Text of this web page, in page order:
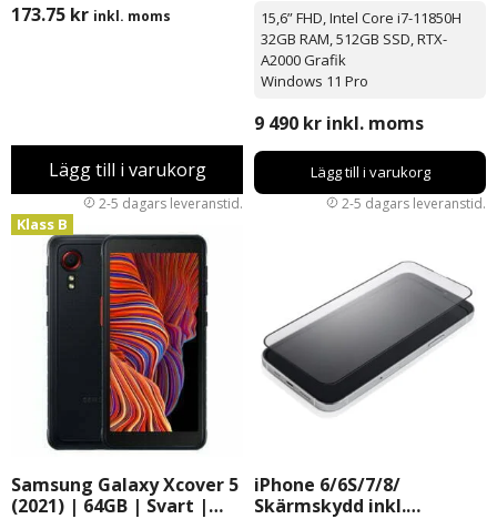
173.75 kr inkl. moms
Lägg till i varukorg
Windows 11 Pro | 15,6″
15,6” FHD, Intel Core i7-11850H
32GB RAM, 512GB SSD, RTX-
A2000 Grafik
Windows 11 Pro
9 490 kr inkl. moms
Lägg till i varukorg
Samsung Galaxy Xcover 5
(2021) | 64GB | Svart |
Klass B
iPhone 6/6S/7/8/
Skärmskydd inkl.